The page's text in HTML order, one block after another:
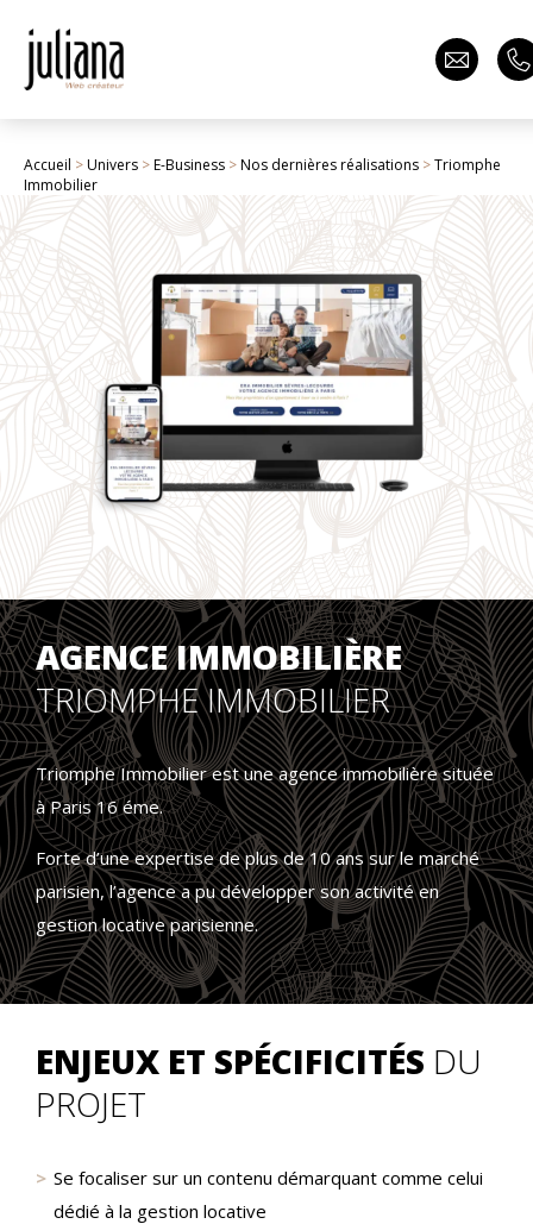
Accueil >Univers >E-Business >Nos dernières réalisations >Triomphe
Immobilier
AGENCE IMMOBILIÈRE
TRIOMPHE IMMOBILIER
Triomphe Immobilier est une agence immobilière située
à Paris 16 éme.
Forte d’une expertise de plus de 10 ans sur le marché
parisien, l’agence a pu développer son activité en
gestion locative parisienne.
ENJEUX ET SPÉCIFICITÉS DU
PROJET
Se focaliser sur un contenu démarquant comme celui
dédié à la gestion locative